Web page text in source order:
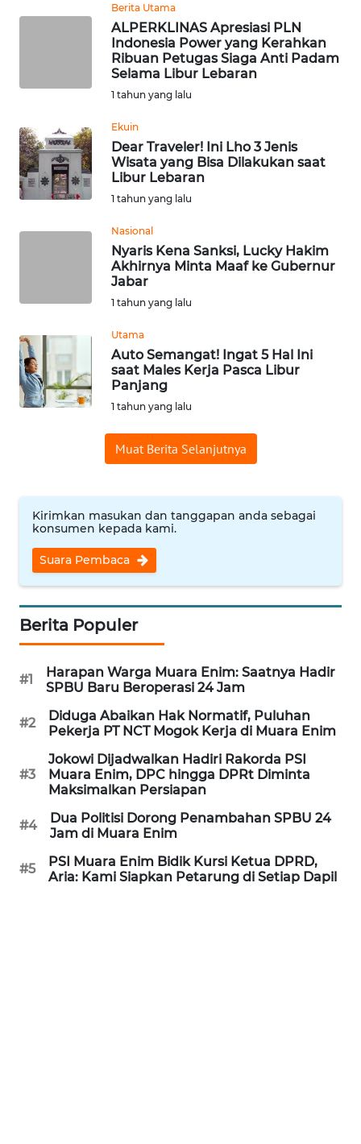
Berita Utama
ALPERKLINAS Apresiasi PLN
Indonesia Power yang Kerahkan
Ribuan Petugas Siaga Anti Padam
Selama Libur Lebaran
1 tahun yang lalu
Ekuin
Dear Traveler! Ini Lho 3 Jenis
Wisata yang Bisa Dilakukan saat
Libur Lebaran
1 tahun yang lalu
Nasional
Nyaris Kena Sanksi, Lucky Hakim
Akhirnya Minta Maaf ke Gubernur
Jabar
1 tahun yang lalu
Utama
Auto Semangat! Ingat 5 Hal Ini
saat Males Kerja Pasca Libur
Panjang
1 tahun yang lalu
Muat Berita Selanjutnya
Kirimkan masukan dan tanggapan anda sebagai
konsumen kepada kami.
Suara Pembaca
Berita Populer
#1
Harapan Warga Muara Enim: Saatnya Hadir
SPBU Baru Beroperasi 24 Jam
#2
Diduga Abaikan Hak Normatif, Puluhan
Pekerja PT NCT Mogok Kerja di Muara Enim
#3
Jokowi Dijadwalkan Hadiri Rakorda PSI
Muara Enim, DPC hingga DPRt Diminta
Maksimalkan Persiapan
#4
Dua Politisi Dorong Penambahan SPBU 24
Jam di Muara Enim
#5
PSI Muara Enim Bidik Kursi Ketua DPRD,
Aria: Kami Siapkan Petarung di Setiap Dapil
PADANG
SUMEDANG
WN
CIANJUR
WN
SERIBU
WN
BINJAI
WN
CIREBON
WN
KUNINGAN
WN
MAJALENGKA
WN
SUBANG
WN
SUKABUMI
PURWAKARTA
WN
PRIANGAN
TIMUR
WN